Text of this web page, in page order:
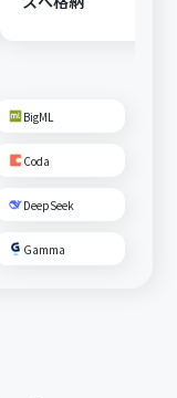
BigML
Coda
DeepSeek
Gamma